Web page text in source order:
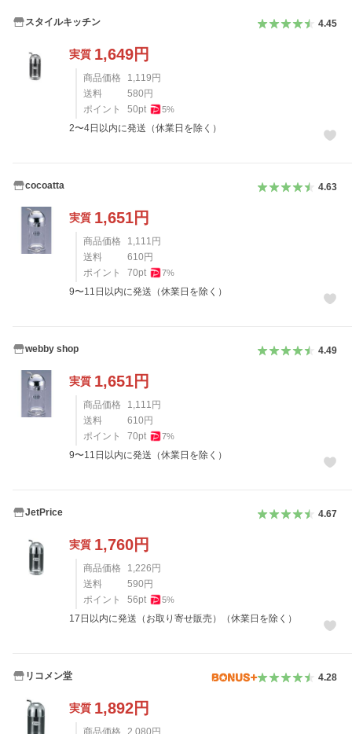
スタイルキッチン 4.45
実質 1,649円
商品価格 1,119 円
送料
580 円
ポイント
50pt 5%
2〜4日以内に発送（休業日を除く）
cocoatta 4.63
実質 1,651円
商品価格 1,111 円
送料
610 円
ポイント
70pt 7%
9〜11日以内に発送（休業日を除く）
webby shop 4.49
実質 1,651円
商品価格 1,111 円
送料
610 円
ポイント
70pt 7%
9〜11日以内に発送（休業日を除く）
JetPrice 4.67
実質 1,760円
商品価格 1,226 円
送料
590 円
ポイント
56pt 5%
17日以内に発送（お取り寄せ販売）（休業日を除く）
リコメン堂 4.28
実質 1,892円
商品価格 2,080 円